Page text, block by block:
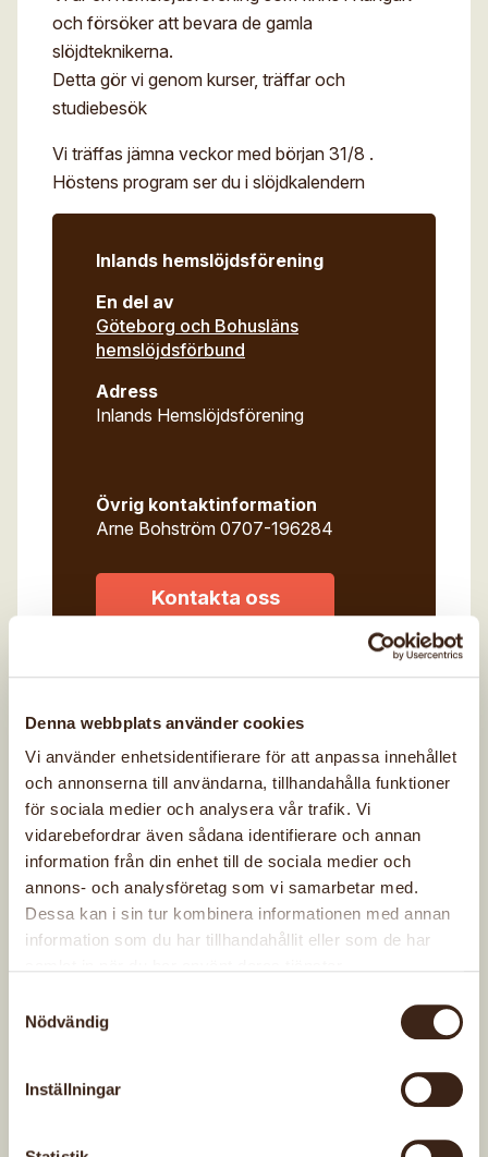
Denna webbplats använder cookies
Vi använder enhetsidentifierare för att anpassa innehållet
och annonserna till användarna, tillhandahålla funktioner
för sociala medier och analysera vår trafik. Vi
vidarebefordrar även sådana identifierare och annan
information från din enhet till de sociala medier och
annons- och analysföretag som vi samarbetar med.
Dessa kan i sin tur kombinera informationen med annan
information som du har tillhandahållit eller som de har
Nödvändig
Inställningar
Digitalt museum
Stipendier
Gesäll- och mästarbrev
Immateriellt kulturarv
Mina sidor
Sök
Eng
och försöker att bevara de gamla
slöjdteknikerna.
Detta gör vi genom kurser, träffar och
studiebesök
Vi träffas jämna veckor med början 31/8 .
Höstens program ser du i slöjdkalendern
Inlands hemslöjdsförening
En del av
Göteborg och Bohusläns
hemslöjdsförbund
Adress
Inlands Hemslöjdsförening
Övrig kontaktinformation
Arne Bohström 0707-196284
Kontakta oss
Senast uppdaterad: 4 juni 2026
FÖRENINGENS
AKTIVITETER
För- och efternamn*
för att hantera din anmälan och lämnas aldrig ut till
något företag, annan organisation eller privatperson.